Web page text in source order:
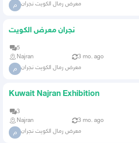
م معرض رمال الكويت نجران
نجران معرض الكويت
5
Najran
3 mo. ago
م معرض رمال الكويت نجران
Kuwait Najran Exhibition
3
Najran
3 mo. ago
م معرض رمال الكويت نجران